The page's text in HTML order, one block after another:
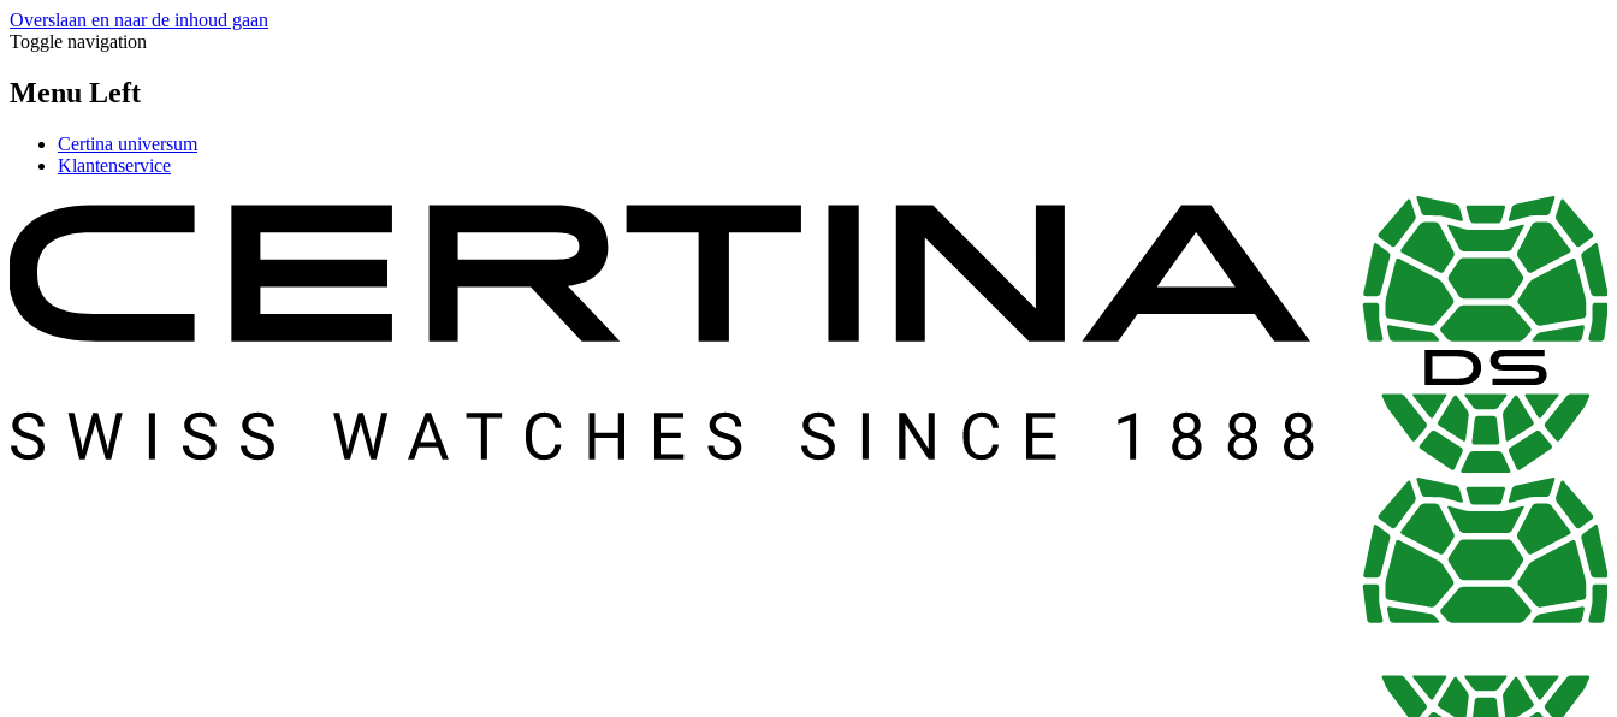
Overslaan en naar de inhoud gaan
Toggle navigation
Menu Left
Certina universum
Klantenservice